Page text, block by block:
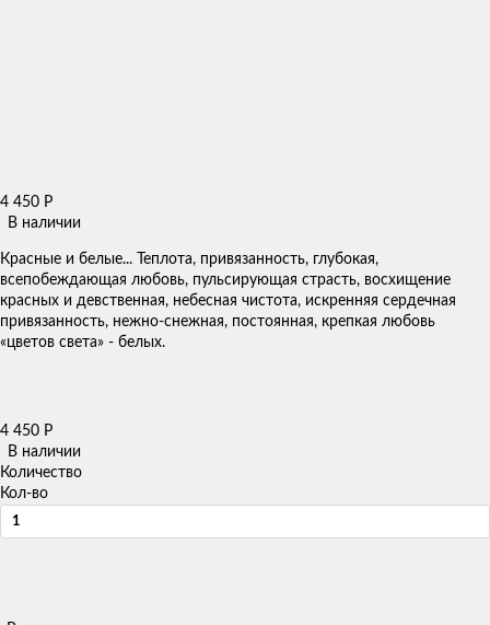
4 450 Р
В наличии
Красные и белые... Теплота, привязанность, глубокая,
всепобеждающая любовь, пульсирующая страсть, восхищение
красных и девственная, небесная чистота, искренняя сердечная
привязанность, нежно-снежная, постоянная, крепкая любовь
«цветов света» - белых.
4 450 Р
В наличии
Количество
Кол-во